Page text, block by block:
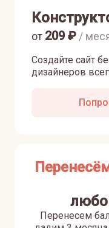
Создайте сайт
дизайнеров
от 209₽ /
Перенесем